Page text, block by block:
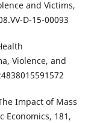
and Victims,
D-15-00093
Violence, and
Impact of Mass
Economics, 181,